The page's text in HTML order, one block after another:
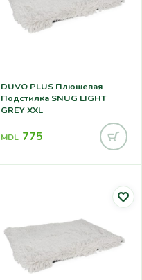
DUVO PLUS Плюшевая
Подстилка SNUG LIGHT
GREY XXL
MDL 775